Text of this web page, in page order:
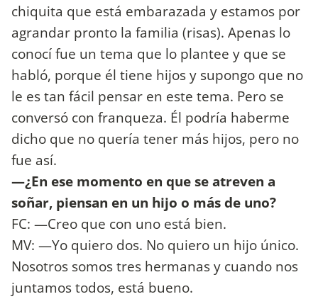
chiquita que está embarazada y estamos por
agrandar pronto la familia (risas). Apenas lo
conocí fue un tema que lo plantee y que se
habló, porque él tiene hijos y supongo que no
le es tan fácil pensar en este tema. Pero se
conversó con franqueza. Él podría haberme
dicho que no quería tener más hijos, pero no
fue así.
—¿En ese momento en que se atreven a
soñar, piensan en un hijo o más de uno?
FC: —Creo que con uno está bien.
MV: —Yo quiero dos. No quiero un hijo único.
Nosotros somos tres hermanas y cuando nos
juntamos todos, está bueno.